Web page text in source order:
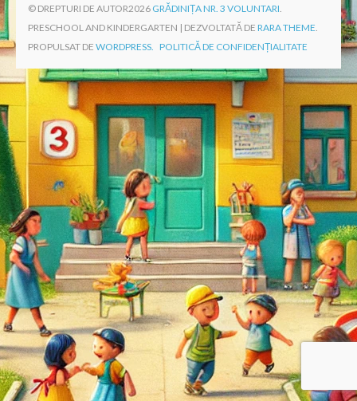
© DREPTURI DE AUTOR2026 GRĂDINIȚA NR. 3 VOLUNTARI.
PRESCHOOL AND KINDERGARTEN | DEZVOLTATĂ DE RARA THEME.
PROPULSAT DE WORDPRESS. POLITICĂ DE CONFIDENȚIALITATE